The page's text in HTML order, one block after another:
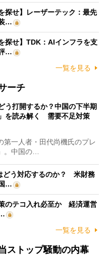
探せ】レーザーテック：最先
…
探せ】TDK：AIインフラを支
…
一覧を見る
ーチ
う打開するか？中国の下半期
を読み解く 需要不足対策
一人者・田代尚機氏のプレ
。中国の…
どう対応するのか？ 米財務
…
のテコ入れ必至か 経済運営
一覧を見る
ストップ騒動の内幕